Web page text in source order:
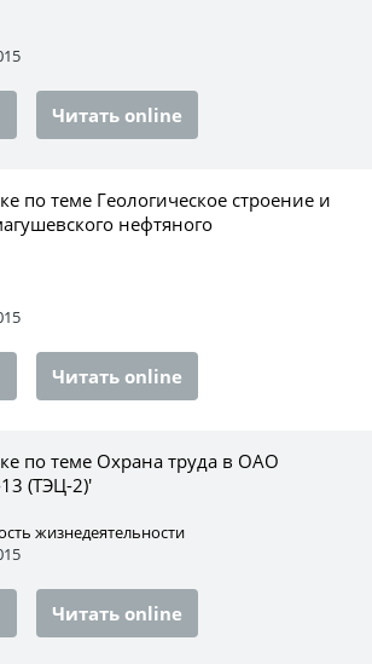
Читать online
по теме Геологическое строение и
нефтяного
Читать online
по теме Охрана труда в ОАО
(ТЭЦ-2)'
жизнедеятельности
Читать online